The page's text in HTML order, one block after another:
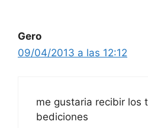
Gero
09/04/2013 a las 12:12
me gustaria recibir los
bediciones